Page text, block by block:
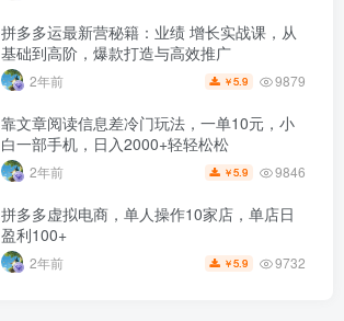
拼多多运最新营秘籍：业绩 增长实战课，从
基础到高阶，爆款打造与高效推广
2年前 ￥5.9 9879
靠文章阅读信息差冷门玩法，一单10元，小
白一部手机，日入2000+轻轻松松
2年前 ￥5.9 9846
拼多多虚拟电商，单人操作10家店，单店日
盈利100+
2年前 ￥5.9 9732